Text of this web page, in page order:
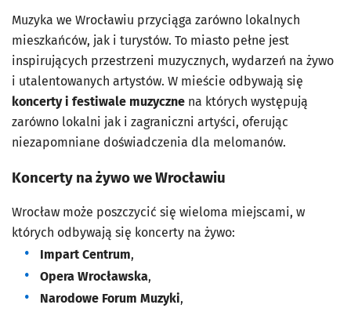
Muzyka we Wrocławiu przyciąga zarówno lokalnych
mieszkańców, jak i turystów. To miasto pełne jest
inspirujących przestrzeni muzycznych, wydarzeń na żywo
i utalentowanych artystów. W mieście odbywają się
koncerty i festiwale muzyczne na których występują
zarówno lokalni jak i zagraniczni artyści, oferując
niezapomniane doświadczenia dla melomanów.
Koncerty na żywo we Wrocławiu
Wrocław może poszczycić się wieloma miejscami, w
których odbywają się koncerty na żywo:
Impart Centrum,
Opera Wrocławska,
Narodowe Forum Muzyki,